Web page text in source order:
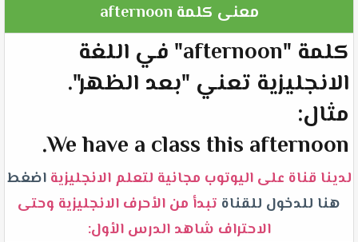
معنى كلمة afternoon
كلمة "afternoon" في اللغة
الانجليزية تعني "بعد الظهر".
مثال:
We have a class this afternoon.
لدينا قناة على اليوتوب مجانية لتعلم الانجليزية اضغط
هنا للدخول للقناةتبدأ من الأحرف الانجليزية وحتى
الاحتراف شاهد الدرس الأول: